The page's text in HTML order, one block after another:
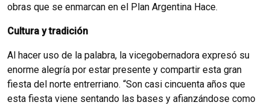
obras que se enmarcan en el Plan Argentina Hace.
Cultura y tradición
Al hacer uso de la palabra, la vicegobernadora expresó su
enorme alegría por estar presente y compartir esta gran
fiesta del norte entrerriano. “Son casi cincuenta años que
esta fiesta viene sentando las bases y afianzándose como